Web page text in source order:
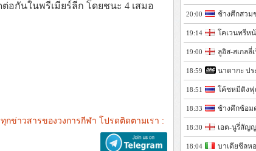
อกันในพรีเมียร์ลีก โดยชนะ 4 เสมอ
กข่าวสารของวงการกีฬา โปรดติดตามเรา :
20:00 ช้างศึกสวม
19:14 โคเวนทรีห
19:00 ลูอิส-สเกล
18:59 นาดากะ ปร
18:51 โค้ชหมีติงฟุ
18:33 ช้างศึกซ้อม
18:30 เอต-นูรี่สัญ
18:04 บาเดียชีลห